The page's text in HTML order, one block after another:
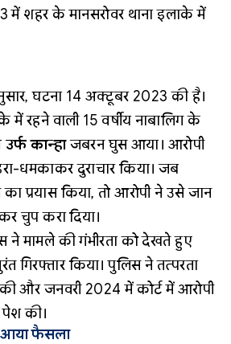
में शहर के मानसरोवर थाना इलाके में
घटना 14 अक्टूबर 2023 की है।
में रहने वाली 15 वर्षीय नाबालिग के
कान्हाजबरन घुस आया। आरोपी
धमकाकर दुराचार किया। जब
का प्रयास किया, तो आरोपी ने उसे जान
चुप करा दिया।
ने मामले की गंभीरता को देखते हुए
गिरफ्तार किया। पुलिस ने तत्परता
और जनवरी 2024 में कोर्ट में आरोपी
की।
आया फैसला